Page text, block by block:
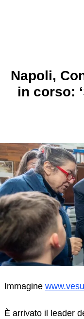
Napoli,
in corso:
Immagine
È arrivato il leader